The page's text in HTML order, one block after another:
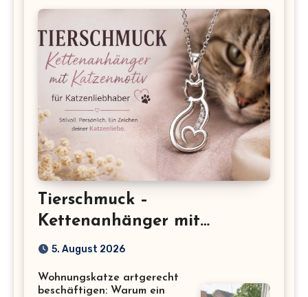
Tierschmuck –
Kettenanhänger mit
Katzenmotiv für
5. August 2026
Wohnungskatze artgerecht
beschäftigen: Warum ein